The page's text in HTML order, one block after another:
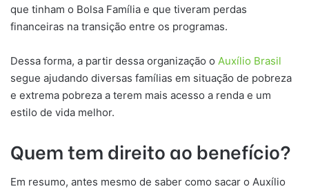
que tinham o Bolsa Família e que tiveram perdas
financeiras na transição entre os programas.
Dessa forma, a partir dessa organização o Auxílio Brasil
segue ajudando diversas famílias em situação de pobreza
e extrema pobreza a terem mais acesso a renda e um
estilo de vida melhor.
Quem tem direito ao benefício?
Em resumo, antes mesmo de saber como sacar o Auxílio